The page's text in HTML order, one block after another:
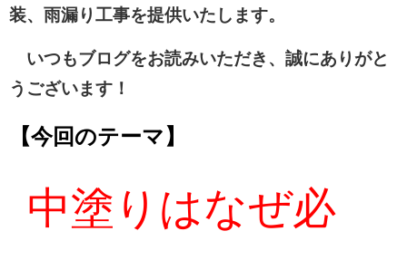
装、雨漏り工事を提供いたします。
いつもブログをお読みいただき、誠にありがと
うございます！
【今回のテーマ】
中塗りはなぜ必